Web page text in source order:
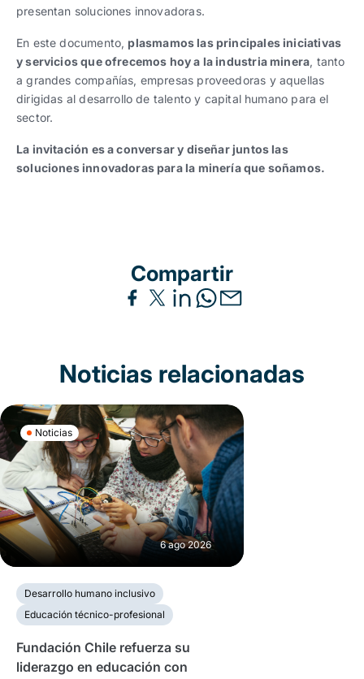
presentan soluciones innovadoras.
En este documento, plasmamos las principales iniciativas
y servicios que ofrecemos hoy a la industria minera, tanto
a grandes compañías, empresas proveedoras y aquellas
dirigidas al desarrollo de talento y capital humano para el
sector.
La invitación es a conversar y diseñar juntos las
soluciones innovadoras para la minería que soñamos.
Compartir
Noticias relacionadas
Noticias
6 ago 2026
Desarrollo humano inclusivo
Educación técnico-profesional
Fundación Chile refuerza su
liderazgo en educación con